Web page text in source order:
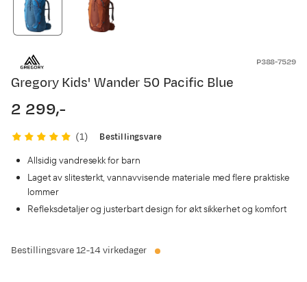
P388-7529
Gregory Kids' Wander 50 Pacific Blue
price
2 299,-
(1)
Bestillingsvare
Allsidig vandresekk for barn
Laget av slitesterkt, vannavvisende materiale med flere praktiske
lommer
Refleksdetaljer og justerbart design for økt sikkerhet og komfort
Bestillingsvare 12-14 virkedager